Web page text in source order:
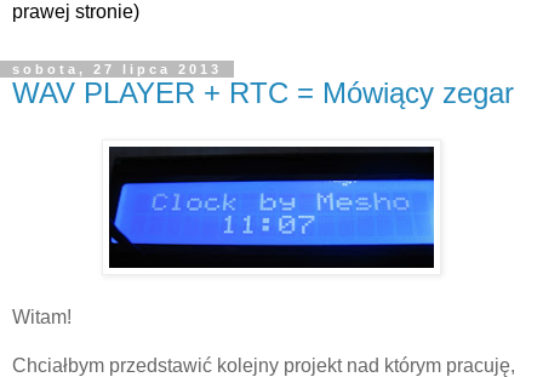
prawej stronie)
sobota, 27 lipca 2013
WAV PLAYER + RTC = Mówiący zegar
Witam!
Chciałbym przedstawić kolejny projekt nad którym pracuję,